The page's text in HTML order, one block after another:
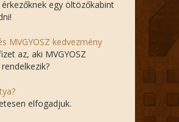
egy öltözőkabint
MVGYOSZ kedvezmény
az, aki MVGYOSZ
elfogadjuk.